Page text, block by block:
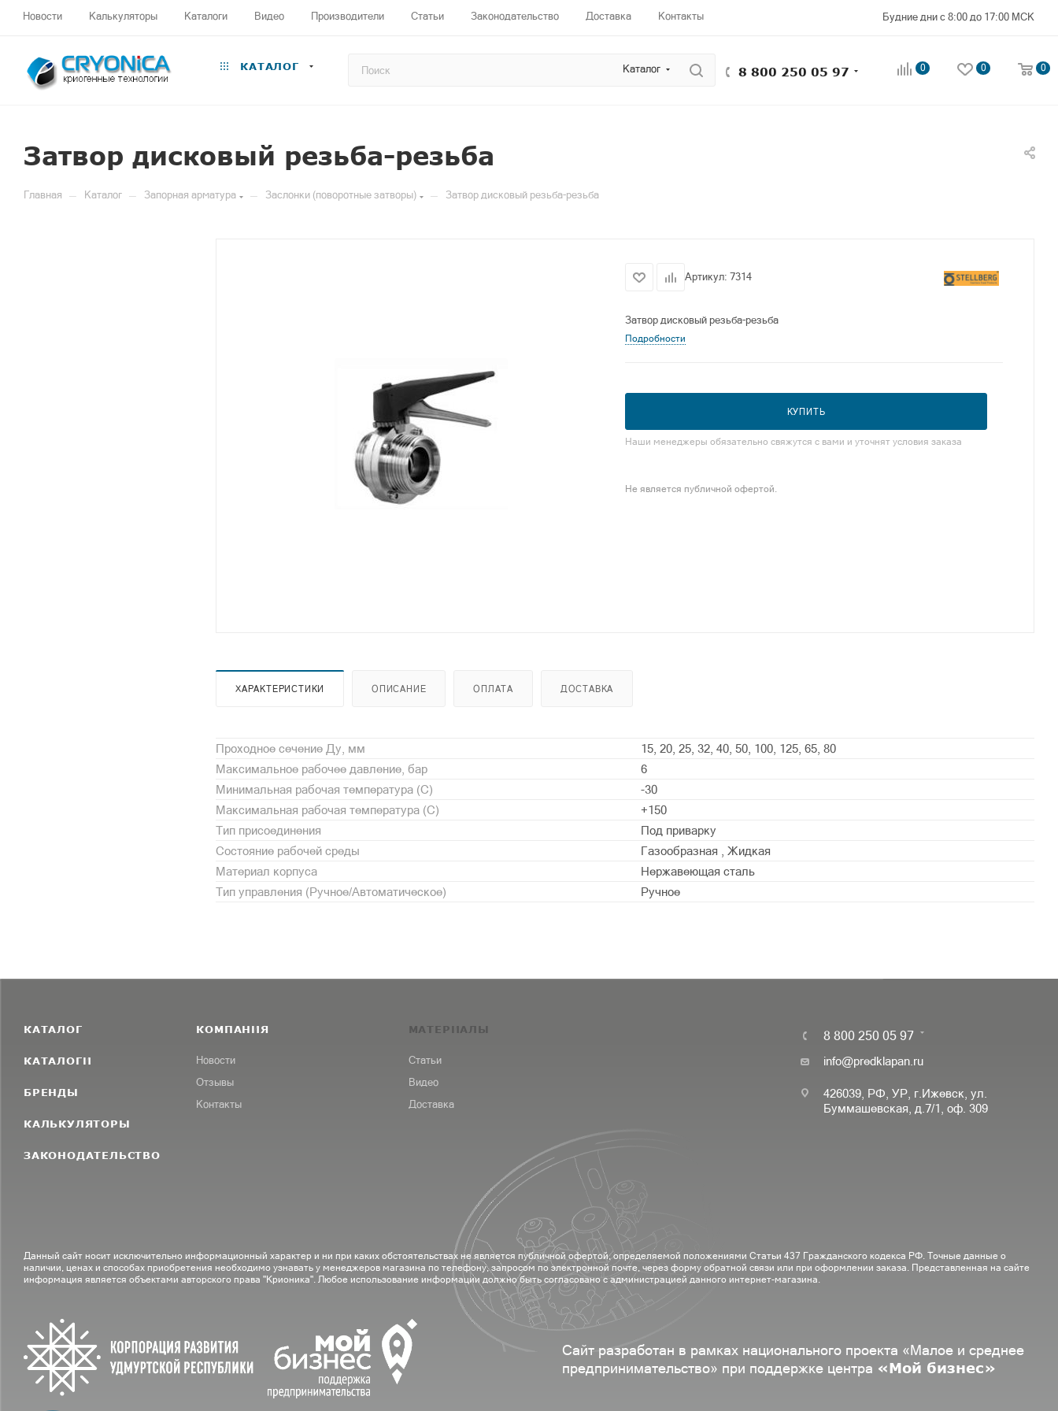
Новости Калькуляторы Каталоги Видео Производители Статьи Законодательство Доставка Контакты Будние дни с 8:00 до 17:00 МСК
КАТАЛОГ Каталог 8 800 250 05 97 0 0 0
Затвор дисковый резьба-резьба
Главная — Каталог — Запорная арматура — Заслонки (поворотные затворы) — Затвор дисковый резьба-резьба
Артикул: 7314
Затвор дисковый резьба-резьба
Подробности
КУПИТЬ
Наши менеджеры обязательно свяжутся с вами и уточнят условия заказа
Не является публичной офертой.
ХАРАКТЕРИСТИКИ ОПИСАНИЕ ОПЛАТА ДОСТАВКА
Проходное сечение Ду, мм
15, 20, 25, 32, 40, 50, 100, 125, 65, 80
Максимальное рабочее давление, бар
6
Минимальная рабочая температура (С)
-30
Максимальная рабочая температура (С)
+150
Тип присоединения
Под приварку
Состояние рабочей среды
Газообразная , Жидкая
Материал корпуса
Нержавеющая сталь
Тип управления (Ручное/Автоматическое)
Ручное
КАТАЛОГ
КАТАЛОГИ
БРЕНДЫ
КАЛЬКУЛЯТОРЫ
ЗАКОНОДАТЕЛЬСТВО
КОМПАНИЯ
Новости
Отзывы
Контакты
МАТЕРИАЛЫ
Статьи
Видео
Доставка
8 800 250 05 97
info@predklapan.ru
426039, РФ, УР, г.Ижевск, ул.
Буммашевская, д.7/1, оф. 309
Данный сайт носит исключительно информационный характер и ни при каких обстоятельствах не является публичной офертой, определяемой положениями Статьи 437 Гражданского кодекса РФ. Точные данные о
наличии, ценах и способах приобретения необходимо узнавать у менеджеров магазина по телефону, запросом по электронной почте, через форму обратной связи или при оформлении заказа. Представленная на сайте
информация является объектами авторского права "Крионика". Любое использование информации должно быть согласовано с администрацией данного интернет-магазина.
Сайт разработан в рамках национального проекта «Малое и среднее
предпринимательство» при поддержке центра «Мой бизнес»